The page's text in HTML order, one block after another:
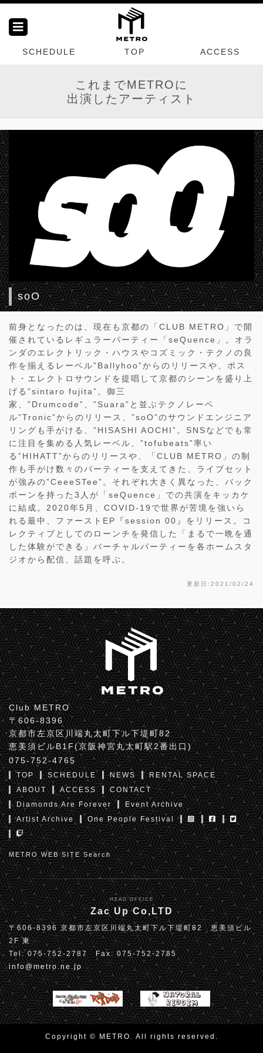
SCHEDULE TOP ACCESS
これまでMETROに
出演したアーティスト
soO
前身となったのは、現在も京都の「CLUB METRO」で開
催されているレギュラーパーティー「seQuence」。オラ
ンダのエレクトリック・ハウスやコズミック・テクノの良
作を揃えるレーベル”Ballyhoo”からのリリースや、ポス
ト・エレクトロサウンドを提唱して京都のシーンを盛り上
げる”sintaro fujita”。御三
家、”Drumcode”、”Suara”と並ぶテクノレーベ
ル”Tronic”からのリリース、”soO”のサウンドエンジニア
リングも手がける、”HISASHI AOCHI”。SNSなどでも常
に注目を集める人気レーベル、”tofubeats”率い
る”HIHATT”からのリリースや、「CLUB METRO」の制
作も手がけ数々のパーティーを支えてきた、ライブセット
が強みの”CeeeSTee”。それぞれ大きく異なった、バック
ボーンを持った3人が「seQuence」での共演をキッカケ
に結成。2020年5月、COVID-19で世界が苦境を強いら
れる最中、ファーストEP『session 00』をリリース。コ
レクティブとしてのローンチを発信した「まるで一晩を通
した体験ができる」バーチャルパーティーを各ホームスタ
ジオから配信、話題を呼ぶ。
更新日:2021/02/24
Club METRO
〒606-8396
京都市左京区川端丸太町下ル下堤町82
恵美須ビルB1F(京阪神宮丸太町駅2番出口)
075-752-4765
TOP SCHEDULE NEWS
RENTAL SPACE
ABOUT
ACCESS
CONTACT
Diamonds Are Forever
Event Archive
Artist Archive
One People Festival
METRO WEB SITE Search
HEAD OFFICE
Zac Up Co,LTD
〒606-8396 京都市左京区川端丸太町下ル下堤町82 恵美須ビル
2F 東
Tel: 075-752-2787 Fax: 075-752-2785
info@metro.ne.jp
Copyright © METRO. All rights reserved.